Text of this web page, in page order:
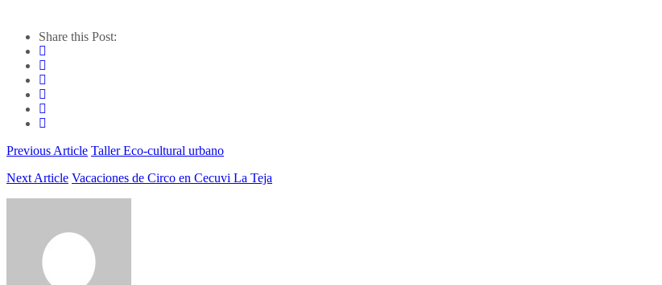
Share this Post:
Previous Article Taller Eco-cultural urbano
Next Article Vacaciones de Circo en Cecuvi La Teja